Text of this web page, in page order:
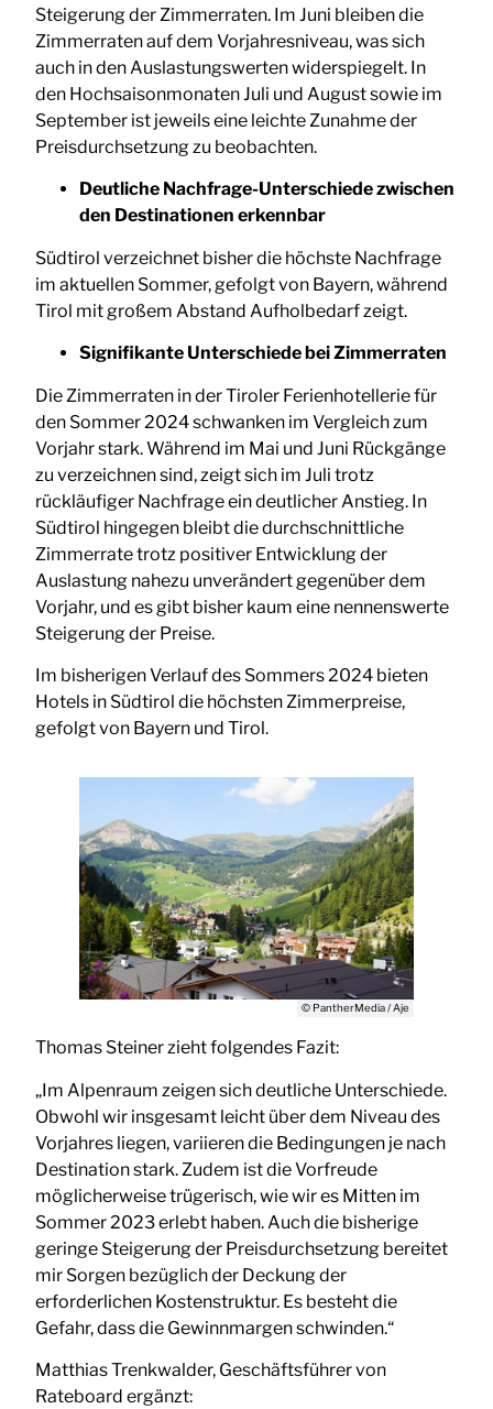
Steigerung der Zimmerraten. Im Juni bleiben die
Zimmerraten auf dem Vorjahresniveau, was sich
auch in den Auslastungswerten widerspiegelt. In
den Hochsaisonmonaten Juli und August sowie im
September ist jeweils eine leichte Zunahme der
Preisdurchsetzung zu beobachten.
Deutliche Nachfrage-Unterschiede zwischen
den Destinationen erkennbar
Südtirol verzeichnet bisher die höchste Nachfrage
im aktuellen Sommer, gefolgt von Bayern, während
Tirol mit großem Abstand Aufholbedarf zeigt.
Signifikante Unterschiede bei Zimmerraten
Die Zimmerraten in der Tiroler Ferienhotellerie für
den Sommer 2024 schwanken im Vergleich zum
Vorjahr stark. Während im Mai und Juni Rückgänge
zu verzeichnen sind, zeigt sich im Juli trotz
rückläufiger Nachfrage ein deutlicher Anstieg. In
Südtirol hingegen bleibt die durchschnittliche
Zimmerrate trotz positiver Entwicklung der
Auslastung nahezu unverändert gegenüber dem
Vorjahr, und es gibt bisher kaum eine nennenswerte
Steigerung der Preise.
Im bisherigen Verlauf des Sommers 2024 bieten
Hotels in Südtirol die höchsten Zimmerpreise,
gefolgt von Bayern und Tirol.
© PantherMedia / Aje
Thomas Steiner zieht folgendes Fazit:
„Im Alpenraum zeigen sich deutliche Unterschiede.
Obwohl wir insgesamt leicht über dem Niveau des
Vorjahres liegen, variieren die Bedingungen je nach
Destination stark. Zudem ist die Vorfreude
möglicherweise trügerisch, wie wir es Mitten im
Sommer 2023 erlebt haben. Auch die bisherige
geringe Steigerung der Preisdurchsetzung bereitet
mir Sorgen bezüglich der Deckung der
erforderlichen Kostenstruktur. Es besteht die
Gefahr, dass die Gewinnmargen schwinden.“
Matthias Trenkwalder, Geschäftsführer von
Rateboard ergänzt: